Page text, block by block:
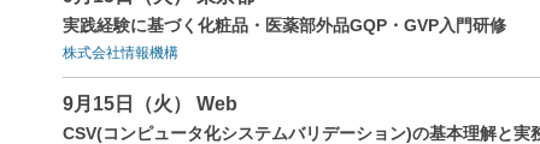
実践経験に基づく化粧品・医薬部外品GQP・GVP入門研修
株式会社情報機構
9月15日（火） Web
CSV(コンピュータ化システムバリデーション)の基本理解と